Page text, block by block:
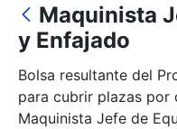
Mostrar/Ocultar
Maquinista
y Enfajado
Bolsa resultante del
para cubrir plazas
Maquinista Jefe de